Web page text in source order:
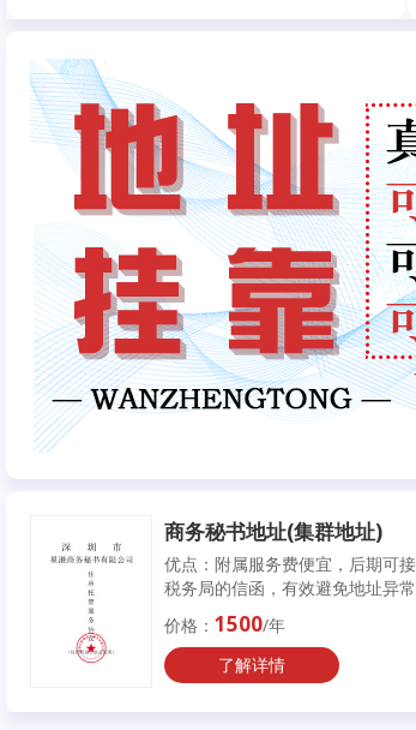
商务秘书地址(集群地址)
优点：附属服务费便宜，后期可接
税务局的信函，有效避免地址异常
价格： 1500/年
了解详情